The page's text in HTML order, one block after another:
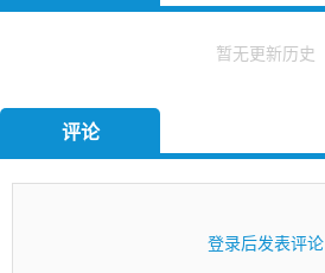
暂无更新历史
评论
登录后发表评论